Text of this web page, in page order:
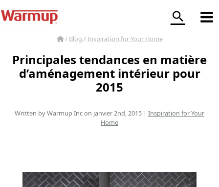
au
contenu
/ Blog /Inspiration for Your Home
Principales tendances en matière
d’aménagement intérieur pour
2015
Written by Warmup Inc on janvier 2nd, 2015 | Inspiration for Your
Home